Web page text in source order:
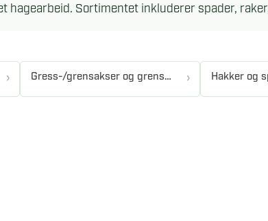
Sortimentet inkluderer spader,
Gress-/grensakser og grensager Hakker og